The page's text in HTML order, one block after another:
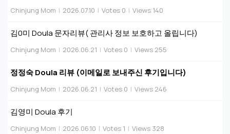
Chinjung Mom | 2026.07.10 | Votes 0 | Views 140
김0미 Doula 문자리뷰( 관리사 정보 보호하고 올립니다)
Chinjung Mom | 2026.06.21 | Votes 0 | Views 255
정정숙 Doula 리뷰 (이메일로 보내주신 후기입니다)
Chinjung Mom | 2026.06.21 | Votes 0 | Views 246
김영미 Doula 후기
Chinjung Mom | 2026.06.10 | Votes 1 | Views 328